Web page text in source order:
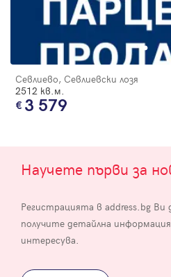
Севлиево, Севлиевски лозя
2512 кв.м.
3 579
Научете първи за
Регистрацията в address.bg
получите детайлна
интересува.